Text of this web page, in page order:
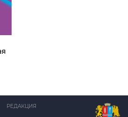
РЕДАКЦИЯ